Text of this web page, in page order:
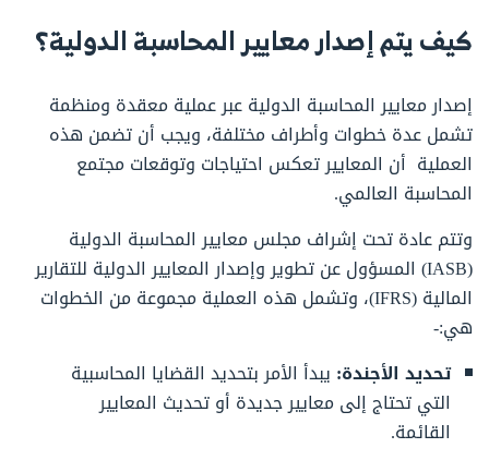
كيف يتم إصدار معايير المحاسبة الدولية؟
إصدار معايير المحاسبة الدولية عبر عملية معقدة ومنظمة
تشمل عدة خطوات وأطراف مختلفة، ويجب أن تضمن هذه
العملية أن المعايير تعكس احتياجات وتوقعات مجتمع
المحاسبة العالمي.
وتتم عادة تحت إشراف مجلس معايير المحاسبة الدولية
(IASB) المسؤول عن تطوير وإصدار المعايير الدولية للتقارير
المالية (IFRS)، وتشمل هذه العملية مجموعة من الخطوات
هي:-
تحديد الأجندة: يبدأ الأمر بتحديد القضايا المحاسبية
التي تحتاج إلى معايير جديدة أو تحديث المعايير
القائمة.